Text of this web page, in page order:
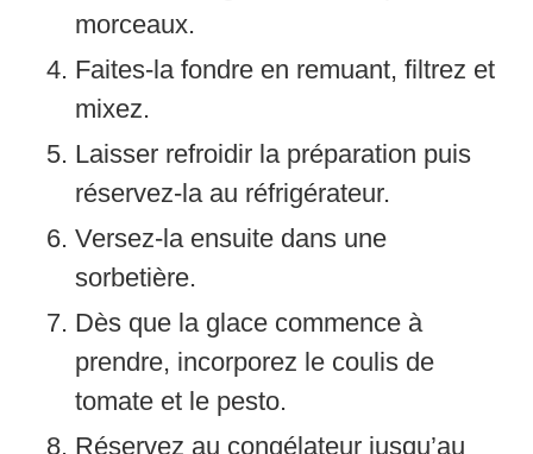
morceaux.
Faites-la fondre en remuant, filtrez et
mixez.
Laisser refroidir la préparation puis
réservez-la au réfrigérateur.
Versez-la ensuite dans une
sorbetière.
Dès que la glace commence à
prendre, incorporez le coulis de
tomate et le pesto.
Réservez au congélateur jusqu’au